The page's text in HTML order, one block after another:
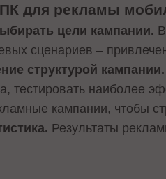
для рекламы
цели кампании.
сценариев –
структурой кампании.
тестировать наиболее
кампании, чтобы
Результаты